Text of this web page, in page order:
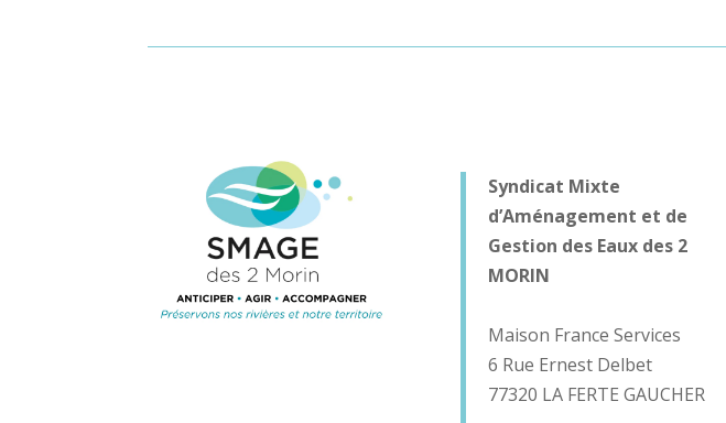
Syndicat Mixte
d’Aménagement et de
Gestion des Eaux des 2
MORIN
Maison France Services
6 Rue Ernest Delbet
77320 LA FERTE GAUCHER